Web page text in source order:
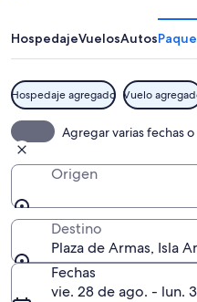
HospedajeVuelosAutos
Hospedaje agregado Vuelo
Agregar varias fechas
Origen
Destino
Plaza de Armas, Isla
Fechas
vie. 28 de ago. - lun.